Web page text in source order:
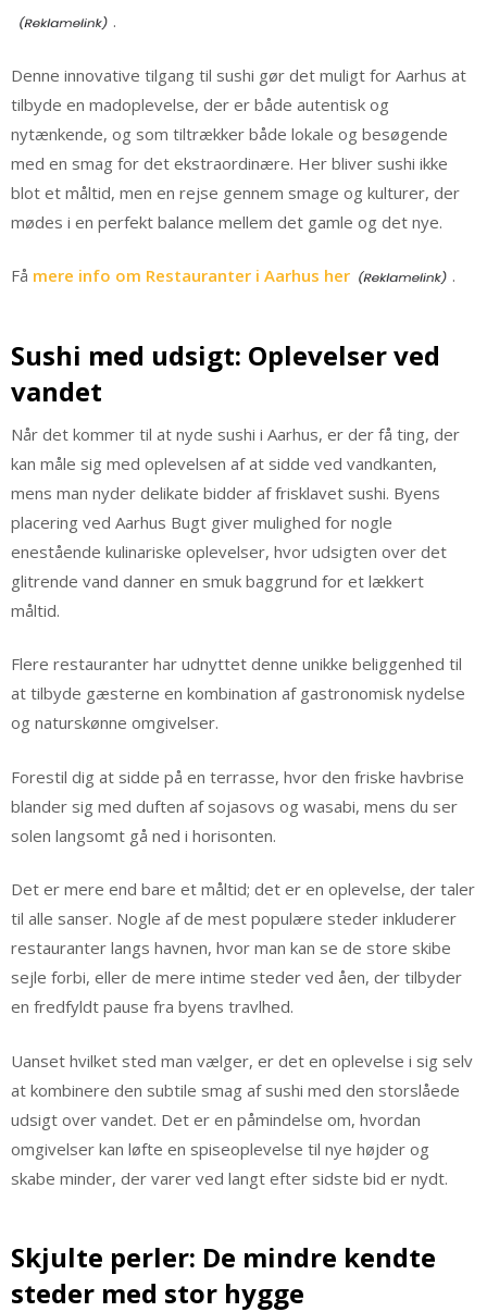
.
Denne innovative tilgang til sushi gør det muligt for Aarhus at
tilbyde en madoplevelse, der er både autentisk og
nytænkende, og som tiltrækker både lokale og besøgende
med en smag for det ekstraordinære. Her bliver sushi ikke
blot et måltid, men en rejse gennem smage og kulturer, der
mødes i en perfekt balance mellem det gamle og det nye.
Få mere info om Restauranter i Aarhus her .
Sushi med udsigt: Oplevelser ved
vandet
Når det kommer til at nyde sushi i Aarhus, er der få ting, der
kan måle sig med oplevelsen af at sidde ved vandkanten,
mens man nyder delikate bidder af frisklavet sushi. Byens
placering ved Aarhus Bugt giver mulighed for nogle
enestående kulinariske oplevelser, hvor udsigten over det
glitrende vand danner en smuk baggrund for et lækkert
måltid.
Flere restauranter har udnyttet denne unikke beliggenhed til
at tilbyde gæsterne en kombination af gastronomisk nydelse
og naturskønne omgivelser.
Forestil dig at sidde på en terrasse, hvor den friske havbrise
blander sig med duften af sojasovs og wasabi, mens du ser
solen langsomt gå ned i horisonten.
Det er mere end bare et måltid; det er en oplevelse, der taler
til alle sanser. Nogle af de mest populære steder inkluderer
restauranter langs havnen, hvor man kan se de store skibe
sejle forbi, eller de mere intime steder ved åen, der tilbyder
en fredfyldt pause fra byens travlhed.
Uanset hvilket sted man vælger, er det en oplevelse i sig selv
at kombinere den subtile smag af sushi med den storslåede
udsigt over vandet. Det er en påmindelse om, hvordan
omgivelser kan løfte en spiseoplevelse til nye højder og
skabe minder, der varer ved langt efter sidste bid er nydt.
Skjulte perler: De mindre kendte
steder med stor hygge